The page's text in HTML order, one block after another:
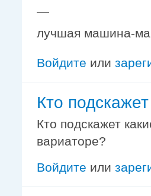
—
лучшая машина-
Войдите или
Кто
Кто подскажет
вариаторе?
Войдите или